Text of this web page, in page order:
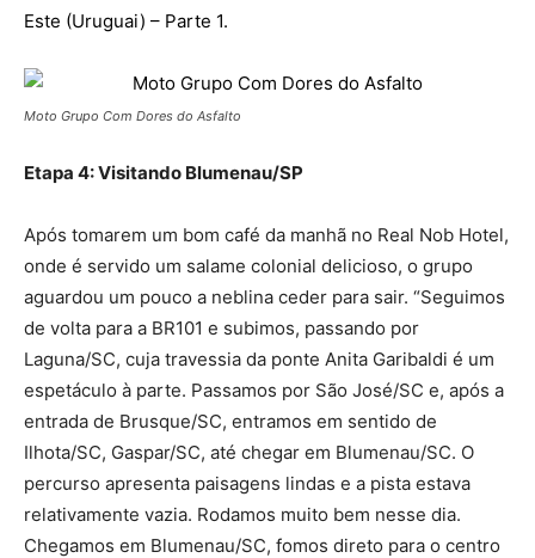
Este (Uruguai) – Parte 1.
Moto Grupo Com Dores do Asfalto
Etapa 4: Visitando Blumenau/SP
Após tomarem um bom café da manhã no Real Nob Hotel,
onde é servido um salame colonial delicioso, o grupo
aguardou um pouco a neblina ceder para sair. “Seguimos
de volta para a BR101 e subimos, passando por
Laguna/SC, cuja travessia da ponte Anita Garibaldi é um
espetáculo à parte. Passamos por São José/SC e, após a
entrada de Brusque/SC, entramos em sentido de
Ilhota/SC, Gaspar/SC, até chegar em Blumenau/SC. O
percurso apresenta paisagens lindas e a pista estava
relativamente vazia. Rodamos muito bem nesse dia.
Chegamos em Blumenau/SC, fomos direto para o centro